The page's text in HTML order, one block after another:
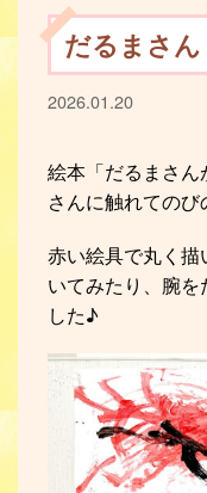
だるまさ
2026.01.20
絵本「だるまさん
さんに触れてのび
赤い絵具で丸く
いてみたり、腕を
した♪
お知らせ
あゆみ便り
給食室だより
あゆみギャラリー
サイトマップ